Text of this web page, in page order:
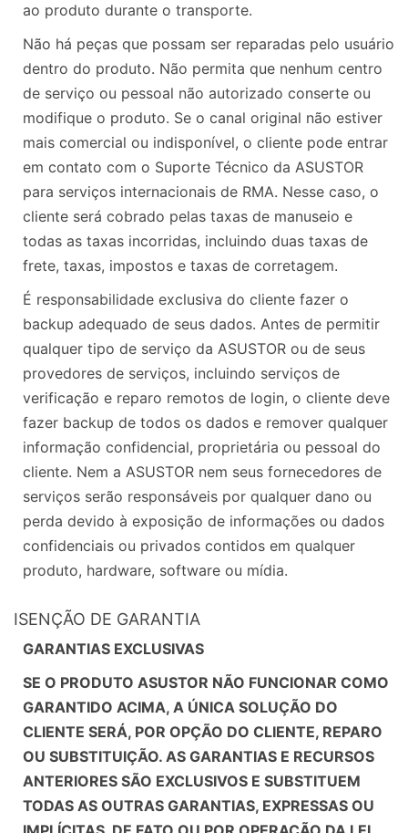
ao produto durante o transporte.
Não há peças que possam ser reparadas pelo usuário
dentro do produto. Não permita que nenhum centro
de serviço ou pessoal não autorizado conserte ou
modifique o produto. Se o canal original não estiver
mais comercial ou indisponível, o cliente pode entrar
em contato com o Suporte Técnico da ASUSTOR
para serviços internacionais de RMA. Nesse caso, o
cliente será cobrado pelas taxas de manuseio e
todas as taxas incorridas, incluindo duas taxas de
frete, taxas, impostos e taxas de corretagem.
É responsabilidade exclusiva do cliente fazer o
backup adequado de seus dados. Antes de permitir
qualquer tipo de serviço da ASUSTOR ou de seus
provedores de serviços, incluindo serviços de
verificação e reparo remotos de login, o cliente deve
fazer backup de todos os dados e remover qualquer
informação confidencial, proprietária ou pessoal do
cliente. Nem a ASUSTOR nem seus fornecedores de
serviços serão responsáveis ​​por qualquer dano ou
perda devido à exposição de informações ou dados
confidenciais ou privados contidos em qualquer
produto, hardware, software ou mídia.
ISENÇÃO DE GARANTIA
GARANTIAS EXCLUSIVAS
SE O PRODUTO ASUSTOR NÃO FUNCIONAR COMO
GARANTIDO ACIMA, A ÚNICA SOLUÇÃO DO
CLIENTE SERÁ, POR OPÇÃO DO CLIENTE, REPARO
OU SUBSTITUIÇÃO. AS GARANTIAS E RECURSOS
ANTERIORES SÃO EXCLUSIVOS E SUBSTITUEM
TODAS AS OUTRAS GARANTIAS, EXPRESSAS OU